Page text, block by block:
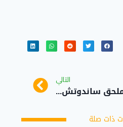
التالي
ملحق ساندوتش بانل حي ابحر الشمالية
ذات صلة